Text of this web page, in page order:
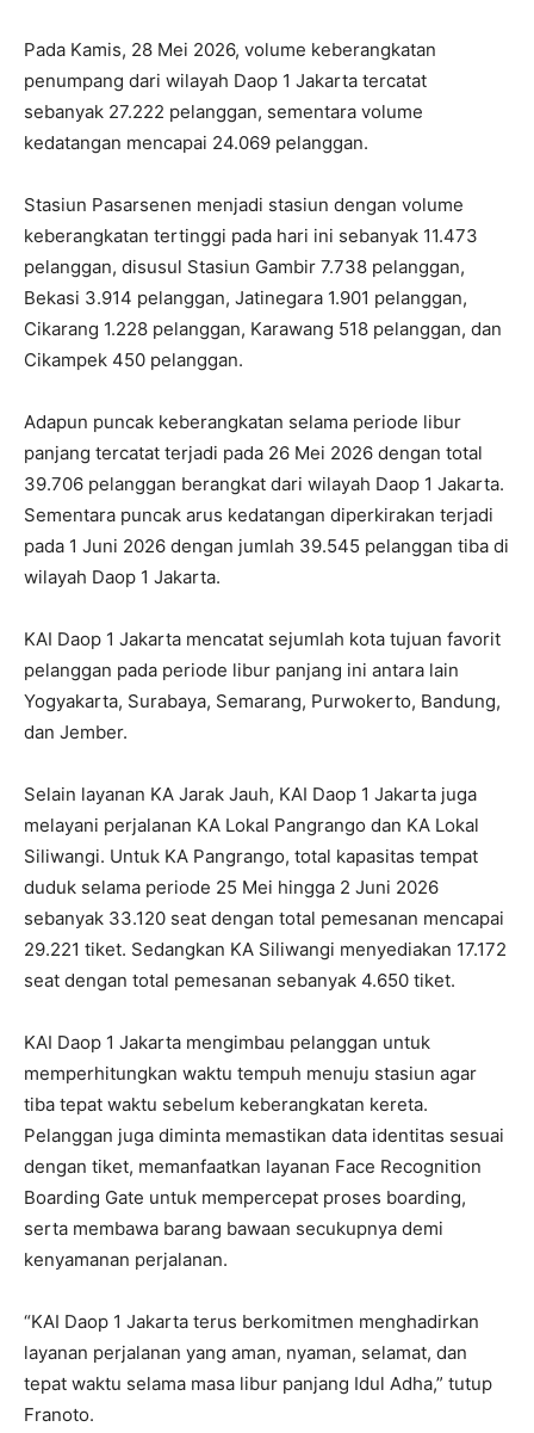
Pada Kamis, 28 Mei 2026, volume keberangkatan
penumpang dari wilayah Daop 1 Jakarta tercatat
sebanyak 27.222 pelanggan, sementara volume
kedatangan mencapai 24.069 pelanggan.
Stasiun Pasarsenen menjadi stasiun dengan volume
keberangkatan tertinggi pada hari ini sebanyak 11.473
pelanggan, disusul Stasiun Gambir 7.738 pelanggan,
Bekasi 3.914 pelanggan, Jatinegara 1.901 pelanggan,
Cikarang 1.228 pelanggan, Karawang 518 pelanggan, dan
Cikampek 450 pelanggan.
Adapun puncak keberangkatan selama periode libur
panjang tercatat terjadi pada 26 Mei 2026 dengan total
39.706 pelanggan berangkat dari wilayah Daop 1 Jakarta.
Sementara puncak arus kedatangan diperkirakan terjadi
pada 1 Juni 2026 dengan jumlah 39.545 pelanggan tiba di
wilayah Daop 1 Jakarta.
KAI Daop 1 Jakarta mencatat sejumlah kota tujuan favorit
pelanggan pada periode libur panjang ini antara lain
Yogyakarta, Surabaya, Semarang, Purwokerto, Bandung,
dan Jember.
Selain layanan KA Jarak Jauh, KAI Daop 1 Jakarta juga
melayani perjalanan KA Lokal Pangrango dan KA Lokal
Siliwangi. Untuk KA Pangrango, total kapasitas tempat
duduk selama periode 25 Mei hingga 2 Juni 2026
sebanyak 33.120 seat dengan total pemesanan mencapai
29.221 tiket. Sedangkan KA Siliwangi menyediakan 17.172
seat dengan total pemesanan sebanyak 4.650 tiket.
KAI Daop 1 Jakarta mengimbau pelanggan untuk
memperhitungkan waktu tempuh menuju stasiun agar
tiba tepat waktu sebelum keberangkatan kereta.
Pelanggan juga diminta memastikan data identitas sesuai
dengan tiket, memanfaatkan layanan Face Recognition
Boarding Gate untuk mempercepat proses boarding,
serta membawa barang bawaan secukupnya demi
kenyamanan perjalanan.
“KAI Daop 1 Jakarta terus berkomitmen menghadirkan
layanan perjalanan yang aman, nyaman, selamat, dan
tepat waktu selama masa libur panjang Idul Adha,” tutup
Franoto.